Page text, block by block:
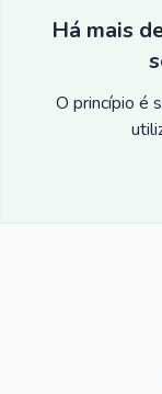
Há mais
O princípio é